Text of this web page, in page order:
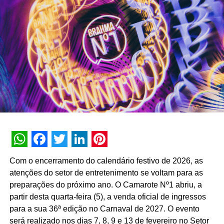
TÓPICOS RELACIONADOS:
A SEGUIR
Mastercard anuncia patrocínio ao Campeonato
Brasileiro de League of Legends
NÃO PERCA
milhões de interações, alcançando uma taxa de retenção
interna de 90% e índice de resolutividade de 87% nos
atendimentos.
Além da b.ia, o Meu Bradesco engloba ferramentas como
o E-agro — plataforma digital direcionada a produtores
rurais — e sistemas de recomendação de investimentos
suportados porGenAI(Inteligência Artificial Generativa),
que fornecem assessoria financeira automatizada e
A estratégia de divulgação da campanha engloba
peças deOut of Home(OOH) e ações com
influenciadores digitais, reforçando o posicionamento do
banco na transformação digital do setor financeiro.
WhatsApp
Facebook
Twitter
LinkedIn
Pinterest
Com o encerramento do calendário festivo de 2026, as
atenções do setor de entretenimento se voltam para as
preparações do próximo ano. O Camarote Nº1 abriu, a
partir desta quarta-feira (5), a venda oficial de ingressos
para a sua 36ª edição no Carnaval de 2027. O evento
será realizado nos dias 7, 8, 9 e 13 de fevereiro no Setor